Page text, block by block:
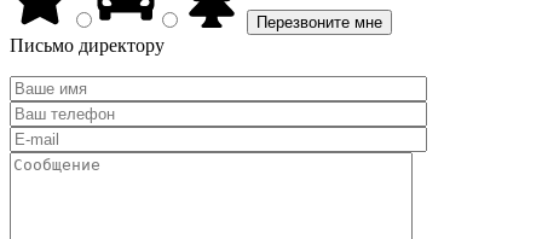
Письмо директору